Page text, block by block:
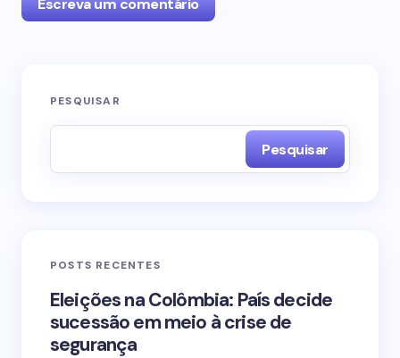
Escreva um comentário
O seu endereço de e-mail não será publicado.
Your Comment *
PESQUISAR
Pesquisar
POSTS RECENTES
Eleições na Colômbia: País decide
sucessão em meio à crise de
segurança